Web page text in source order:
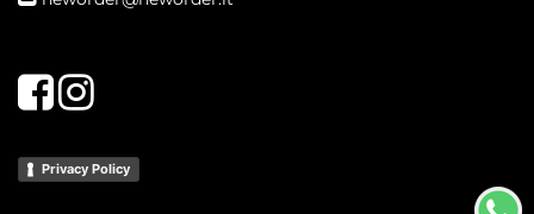
FacebookInstagram
Privacy Policy